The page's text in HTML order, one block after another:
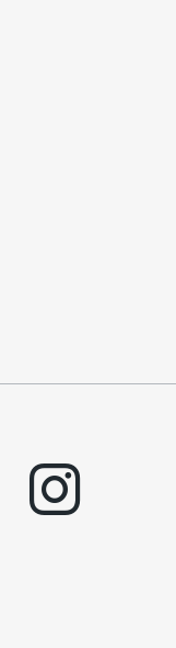
instagram